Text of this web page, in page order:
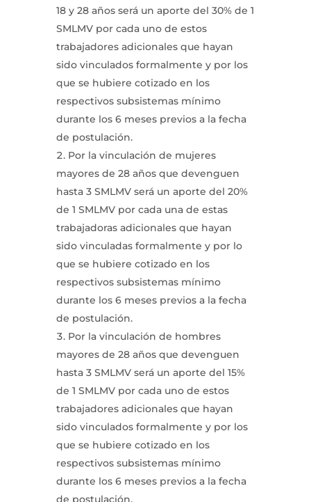
18 y 28 años será un aporte del 30% de 1
SMLMV por cada uno de estos
trabajadores adicionales que hayan
sido vinculados formalmente y por los
que se hubiere cotizado en los
respectivos subsistemas mínimo
durante los 6 meses previos a la fecha
de postulación.
Por la vinculación de mujeres
mayores de 28 años que devenguen
hasta 3 SMLMV será un aporte del 20%
de 1 SMLMV por cada una de estas
trabajadoras adicionales que hayan
sido vinculadas formalmente y por lo
que se hubiere cotizado en los
respectivos subsistemas mínimo
durante los 6 meses previos a la fecha
de postulación.
Por la vinculación de hombres
mayores de 28 años que devenguen
hasta 3 SMLMV será un aporte del 15%
de 1 SMLMV por cada uno de estos
trabajadores adicionales que hayan
sido vinculados formalmente y por los
que se hubiere cotizado en los
respectivos subsistemas mínimo
durante los 6 meses previos a la fecha
de postulación.